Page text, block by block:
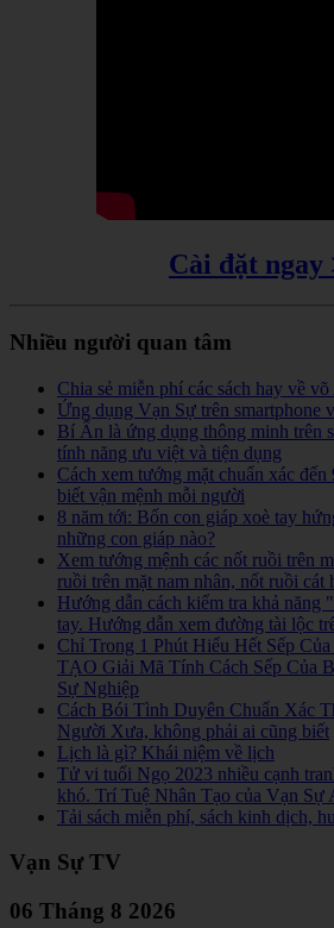
Cài đặt ngay
Nhiều người quan tâm
Chia sẻ miễn phí các sách hay về
Ứng dụng Vạn Sự trên smartphone
Bí Ẩn là ứng dụng thông minh trên
tính năng ưu việt và tiện dụng
Cách xem tướng mặt chuẩn xác
biết vận mệnh mỗi người
8 năm tới: Bốn con giáp xoè tay
những con giáp nào?
Xem tướng mệnh các nốt ruồi trên
ruồi trên mặt nam nhân, nốt ruồi cát
Hướng dẫn cách kiểm tra khả năng
tay. Hướng dẫn xem đường tài lộc
Chỉ Trong 1 Phút Hiểu Hết Sếp
TẠO Giải Mã Tính Cách Sếp Của
Sự Nghiệp
Cách Bói Tình Duyên Chuẩn Xác
Người Xưa, không phải ai cũng biết
Lịch là gì? Khái niệm về lịch
Tử vi tuổi Ngọ 2023 nhiều cạnh
khó. Trí Tuệ Nhân Tạo của Vạn Sự
Tải sách miễn phí, sách kinh dịch,
Vạn Sự TV
06 Tháng 8 2026